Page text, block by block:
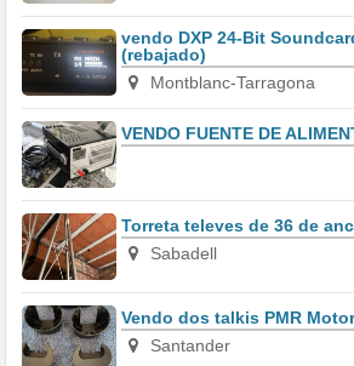
vendo DXP 24-Bit
(rebajado)
Montblanc-Tarragona
VENDO FUENTE DE
Torreta televes de 36 de
Sabadell
Vendo dos talkis PMR
Santander